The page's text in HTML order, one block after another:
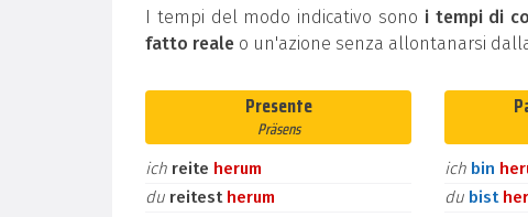
I tempi del modo indicativo sono i tempi di
fatto reale o un'azione senza allontanarsi
Presente
Präsens
ich reite herum
du reitest herum
ich bin
du bist